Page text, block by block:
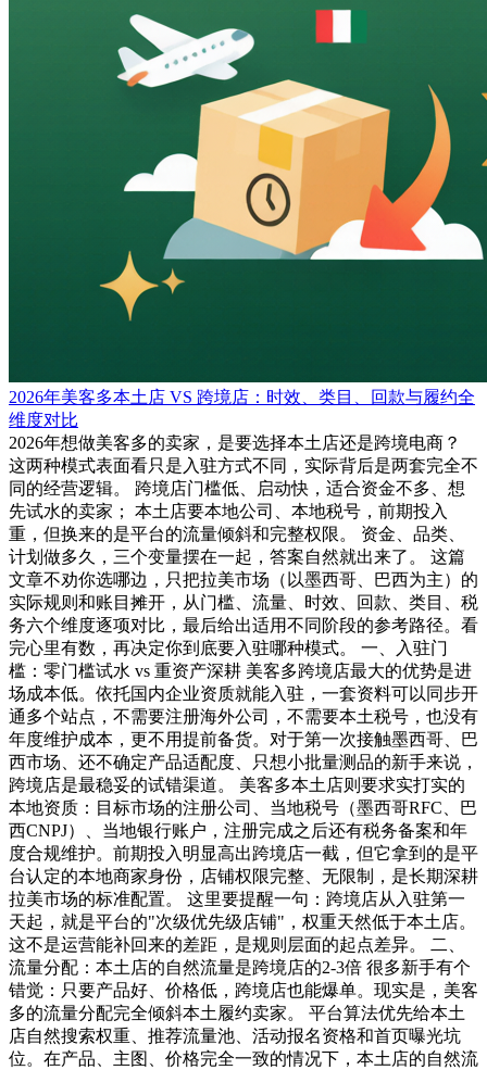
2026年美客多本土店 VS 跨境店：时效、类目、回款与履约全
维度对比
2026年想做美客多的卖家，是要选择本土店还是跨境电商？
这两种模式表面看只是入驻方式不同，实际背后是两套完全不
同的经营逻辑。 跨境店门槛低、启动快，适合资金不多、想
先试水的卖家； 本土店要本地公司、本地税号，前期投入
重，但换来的是平台的流量倾斜和完整权限。 资金、品类、
计划做多久，三个变量摆在一起，答案自然就出来了。 这篇
文章不劝你选哪边，只把拉美市场（以墨西哥、巴西为主）的
实际规则和账目摊开，从门槛、流量、时效、回款、类目、税
务六个维度逐项对比，最后给出适用不同阶段的参考路径。看
完心里有数，再决定你到底要入驻哪种模式。 一、入驻门
槛：零门槛试水 vs 重资产深耕 美客多跨境店最大的优势是进
场成本低。依托国内企业资质就能入驻，一套资料可以同步开
通多个站点，不需要注册海外公司，不需要本土税号，也没有
年度维护成本，更不用提前备货。对于第一次接触墨西哥、巴
西市场、还不确定产品适配度、只想小批量测品的新手来说，
跨境店是最稳妥的试错渠道。 美客多本土店则要求实打实的
本地资质：目标市场的注册公司、当地税号（墨西哥RFC、巴
西CNPJ）、当地银行账户，注册完成之后还有税务备案和年
度合规维护。前期投入明显高出跨境店一截，但它拿到的是平
台认定的本地商家身份，店铺权限完整、无限制，是长期深耕
拉美市场的标准配置。 这里要提醒一句：跨境店从入驻第一
天起，就是平台的"次级优先级店铺"，权重天然低于本土店。
这不是运营能补回来的差距，是规则层面的起点差异。 二、
流量分配：本土店的自然流量是跨境店的2-3倍 很多新手有个
错觉：只要产品好、价格低，跨境店也能爆单。现实是，美客
多的流量分配完全倾斜本土履约卖家。 平台算法优先给本土
店自然搜索权重、推荐流量池、活动报名资格和首页曝光坑
位。在产品、主图、价格完全一致的情况下，本土店的自然流